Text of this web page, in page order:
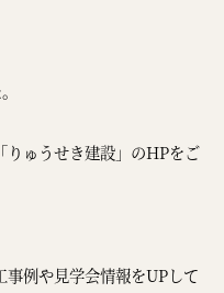
ゅうせき建設」のHPをご
例や見学会情報をUPして